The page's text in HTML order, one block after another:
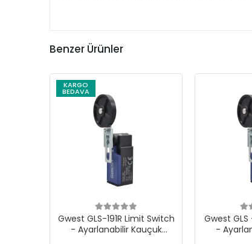
Benzer Ürünler
KARGO
BEDAVA
Gwest GLS-191R Limit Switch
- Ayarlanabilir Kauçuk
Gwest GLS
-